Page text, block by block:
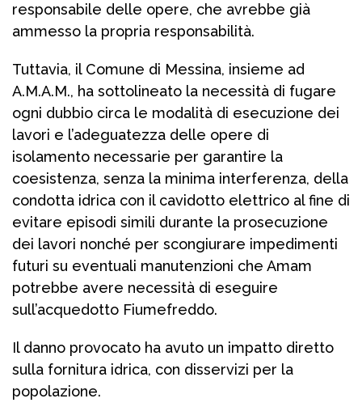
responsabile delle opere, che avrebbe già
ammesso la propria responsabilità.
Tuttavia, il Comune di Messina, insieme ad
A.M.A.M., ha sottolineato la necessità di fugare
ogni dubbio circa le modalità di esecuzione dei
lavori e l’adeguatezza delle opere di
isolamento necessarie per garantire la
coesistenza, senza la minima interferenza, della
condotta idrica con il cavidotto elettrico al fine di
evitare episodi simili durante la prosecuzione
dei lavori nonché per scongiurare impedimenti
futuri su eventuali manutenzioni che Amam
potrebbe avere necessità di eseguire
sull’acquedotto Fiumefreddo.
Il danno provocato ha avuto un impatto diretto
sulla fornitura idrica, con disservizi per la
popolazione.